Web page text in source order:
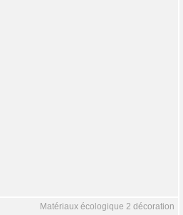
Matériaux écologique 2 décoration